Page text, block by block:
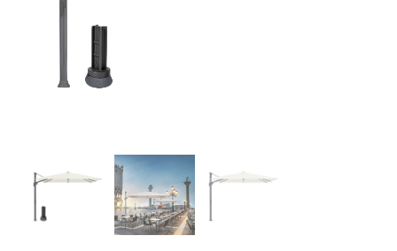
Snel leverbaar
Balkonklemmen
Beschermhoezen